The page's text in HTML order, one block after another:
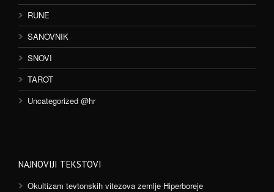
RUNE
SANOVNIK
SNOVI
TAROT
Uncategorized @hr
NAJNOVIJI TEKSTOVI
Okultizam tevtonskih vitezova zemlje Hiperboreje